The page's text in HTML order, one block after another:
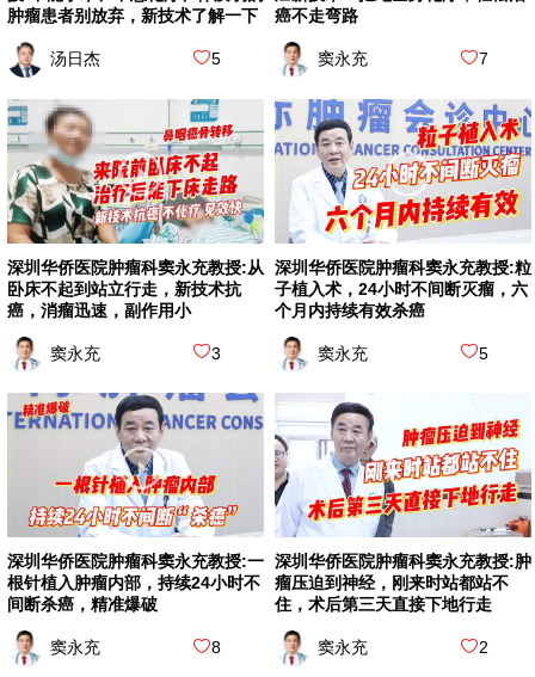
肿瘤患者别放弃，新技术了解一下
汤日杰 5
深圳华侨医院肿瘤科窦永充教授:从
卧床不起到站立行走，新技术抗
癌，消瘤迅速，副作用小
窦永充 3
深圳华侨医院肿瘤科窦永充教授:一
根针植入肿瘤内部，持续24小时不
间断杀癌，精准爆破
窦永充 8
癌不走弯路
窦永充 7
深圳华侨医院肿瘤科窦永充教授:粒
子植入术，24小时不间断灭瘤，六
个月内持续有效杀癌
窦永充 5
深圳华侨医院肿瘤科窦永充教授:肿
瘤压迫到神经，刚来时站都站不
住，术后第三天直接下地行走
窦永充 2